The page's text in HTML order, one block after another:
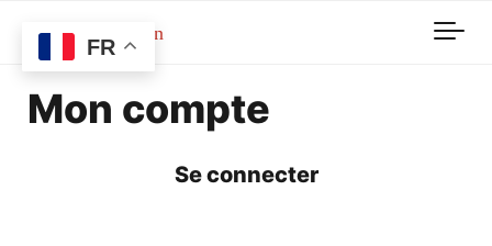
Mon compte
Se connecter
FR